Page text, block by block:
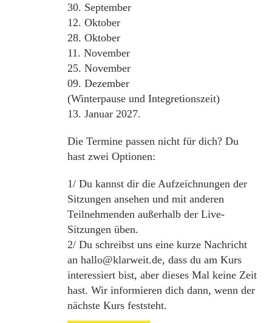
30. September
12. Oktober
28. Oktober
11. November
25. November
09. Dezember
(Winterpause und Integretionszeit)
13. Januar 2027.
Die Termine passen nicht für dich? Du
hast zwei Optionen:
1/ Du kannst dir die Aufzeichnungen der
Sitzungen ansehen und mit anderen
Teilnehmenden außerhalb der Live-
Sitzungen üben.
2/ Du schreibst uns eine kurze Nachricht
an hallo@klarweit.de, dass du am Kurs
interessiert bist, aber dieses Mal keine Zeit
hast. Wir informieren dich dann, wenn der
nächste Kurs feststeht.